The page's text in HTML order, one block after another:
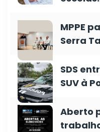
MPPE
Serra
SDS
SUV à
Aberto